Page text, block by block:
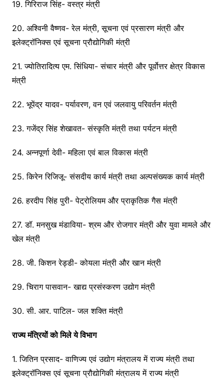
19. गिरिराज सिंह- वस्त्र मंत्री
20. अश्विनी वैष्णव- रेल मंत्री, सूचना एवं प्रसारण मंत्री और
इलेक्ट्रॉनिक्स एवं सूचना प्रौद्योगिकी मंत्री
21. ज्योतिरादित्य एम. सिंधिया- संचार मंत्री और पूर्वोत्तर क्षेत्र विकास
मंत्री
22. भूपेंद्र यादव- पर्यावरण, वन एवं जलवायु परिवर्तन मंत्री
23. गजेंद्र सिंह शेखावत- संस्कृति मंत्री तथा पर्यटन मंत्री
24. अन्नपूर्णा देवी- महिला एवं बाल विकास मंत्री
25. किरेन रिजिजू- संसदीय कार्य मंत्री तथा अल्पसंख्यक कार्य मंत्री
26. हरदीप सिंह पुरी- पेट्रोलियम और प्राकृतिक गैस मंत्री
27. डॉ. मनसुख मंडाविया- श्रम और रोजगार मंत्री और युवा मामले और
खेल मंत्री
28. जी. किशन रेड्डी- कोयला मंत्री और खान मंत्री
29. चिराग पासवान- खाद्य प्रसंस्करण उद्योग मंत्री
30. सी. आर. पाटिल- जल शक्ति मंत्री
राज्य मंत्रियों को मिले ये विभाग
1. जितिन प्रसाद- वाणिज्य एवं उद्योग मंत्रालय में राज्य मंत्री तथा
इलेक्ट्रॉनिक्स एवं सूचना प्रौद्योगिकी मंत्रालय में राज्य मंत्री